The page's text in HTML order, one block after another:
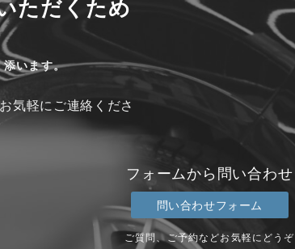
ただくため
添います。
気軽にご連絡くださ
フォームから問い合わせ
問い合わせフォーム
ご質問、ご予約などお気軽にどうぞ